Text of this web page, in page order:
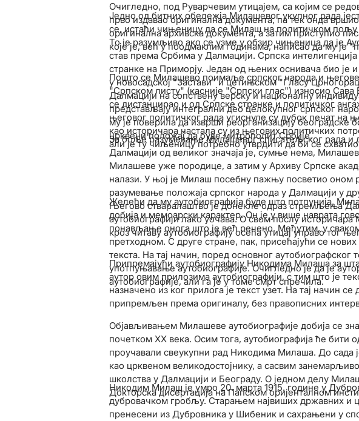
Очигледно, под Руварчевим утицајем, са којим се
прво издавао оригинална документа, па тек онда
оригинална архивска документа, а затим приступио
које је, већ у поодмаклим годинама, написао да му је
Једно од битних обележја Милашевог укупног рада
се, истаћи чињеницу да се Милаш на политичком пољу
То је разумљиво ако се узме у обзир чињеница да је
став према Србима у Далмацији. Српска
странке на Приморју. Један од њених оснивача био је
у новосадској "Застави" и цетињском "Гласу
Далмацији на сопствену верску и националну
представљају интегрални део целокупног српског
му је поверила да изврши реорганизацију београдске
црквени положај да буде митрополит Србије.
Пошто се Милашево поимаље српског народа и његове
"Српском листу" (касније "Српски глас") износио
се дистанцирао и од Српске странке и политичког
његовог политичког рада угиснуле су дубок печат на
као историчара настала су из његових политичких
али је ту чиљеницу потребно утврдити да би се
За боље разумевање Милашевог списатељског рада и
Далмацији од великог значаја је, сумње нема,
Милашеве уже породице, а затим у Архиву Српске
налази. У њој је Милаш посебну пажњу посветио оном
разумевање положаја српског народа у Далмацији у
Његово стваралаштво је донекле одраз стремљења
аутобиографији лако уочава. О свом послу
кроз читаву аутобиографију осећа утицај управо тог
Желећи да му аутобиографија буде што потпунија,
добија и мемоарски карактер. Он је у више наврата
понављање онога што је већ речено. Међутим, у
претходном. С друге стране, пак, присећајући се
текста. На тај начин, поред основног
употпуњавање аутобиографије. Очигледно је да је
аутобиографије, али га је у томе смрт спречила.
Припремајући аутобиографију Никодима Милаша за
аутор овим прилозима аутобиографији, с тим што је
назначено из ког прилога је текст узет. На тај начин
припремљен према оригиналу, без правописних
Објављивањем Милашеве аутобиографије добија се
почетком ХХ века. Осим тога, аутобиографија ће бити
проучавали свеукупни рад Никодима Милаша. До сада
као црквеном великодостојнику, а сасвим
школства у Далмацији и Београду. О једном делу
Докторска дисертација на Папском оријенталном
Никодим Милаш је умро 20. марта 1915. године у
дубровачком гробљу. Старањем највиших државних и
пренесени из Дубровника у Шибеник и сахрањени у